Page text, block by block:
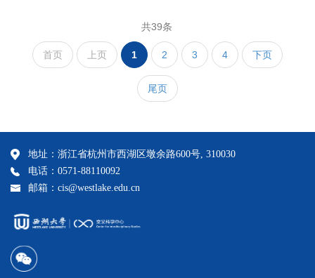
共39条
首页 上页 1 2 3 4 下页
尾页
地址：浙江省杭州市西湖区墩余路600号, 310030
电话：0571-88110092
邮箱：cis@westlake.edu.cn